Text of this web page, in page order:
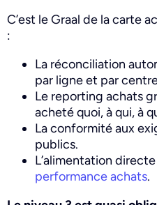
C’est le Graal de la carte
:
La réconciliation
par ligne et par
Le reporting achats
acheté quoi, à qui, à
La conformité aux
publics.
L’alimentation
performance achats.